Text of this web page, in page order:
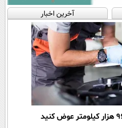
آخرین اخبار